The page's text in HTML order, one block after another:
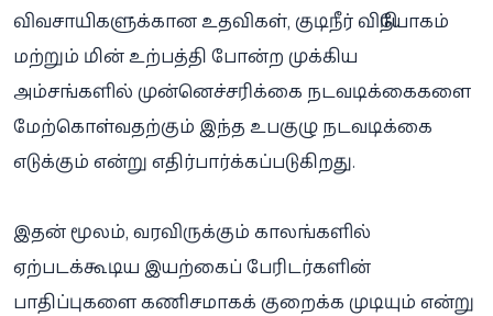
விவசாயிகளுக்கான உதவிகள், குடிநீர் விநியோகம்
மற்றும் மின் உற்பத்தி போன்ற முக்கிய
அம்சங்களில் முன்னெச்சரிக்கை நடவடிக்கைகளை
மேற்கொள்வதற்கும் இந்த உபகுழு நடவடிக்கை
எடுக்கும் என்று எதிர்பார்க்கப்படுகிறது.
இதன் மூலம், வரவிருக்கும் காலங்களில்
ஏற்படக்கூடிய இயற்கைப் பேரிடர்களின்
பாதிப்புகளை கணிசமாகக் குறைக்க முடியும் என்று